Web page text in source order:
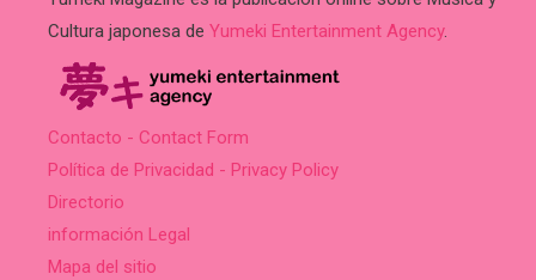
Cultura japonesa de Yumeki Entertainment Agency.
Contacto - Contact Form
Política de Privacidad - Privacy Policy
Directorio
información Legal
Mapa del sitio